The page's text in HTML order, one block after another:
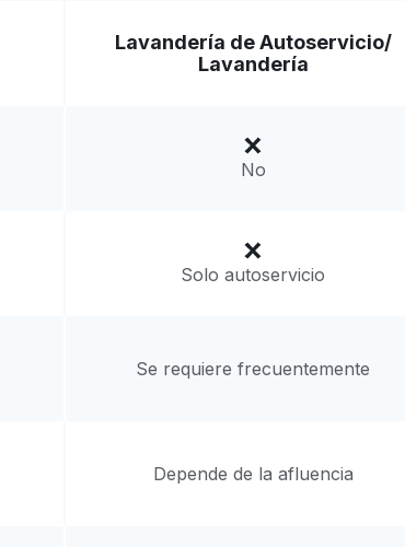
Lavandería de Autoservicio/
Lavandería
No
Solo autoservicio
Se requiere frecuentemente
Depende de la afluencia